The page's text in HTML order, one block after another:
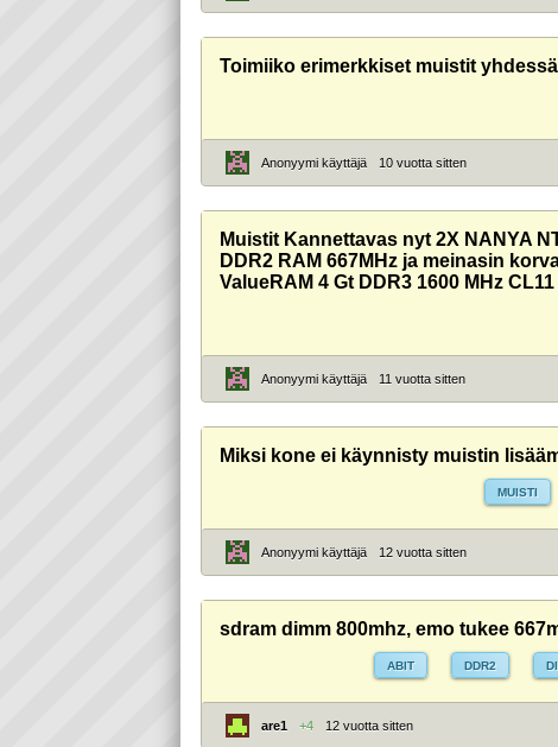
Toimiiko erimerkkiset muistit
Anonyymi käyttäjä 10 vuotta sitten
Muistit Kannettavas nyt 2X NANYA
DDR2 RAM 667MHz ja meinasin
ValueRAM 4 Gt DDR3 1600 MHz
Anonyymi käyttäjä 11 vuotta sitten
Miksi kone ei käynnisty muistin
MUISTI
Anonyymi käyttäjä 12 vuotta sitten
sdram dimm 800mhz, emo tukee
ABIT DDR2
are1 +4 12 vuotta sitten